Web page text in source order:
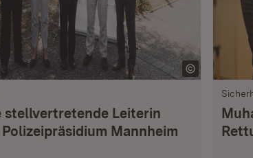
stellvertretende Leiterin
Mannheim